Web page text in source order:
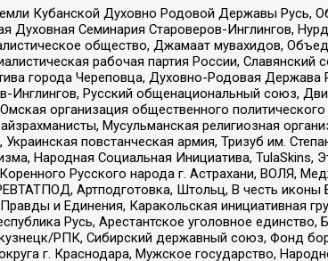
Кубанской Духовно Родовой Державы Русь,
Семинария Староверов-Инглингов,
общество, Джамаат мувахидов,
рабочая партия России,
города Череповца, Духовно-Родовая Держава
Инглингов, Русский общенациональный союз,
организация общественного
Мусульманская религиозная
повстанческая армия, Тризуб им.
Народная Социальная Инициатива, TulaSkins,
Русского народа г. Астрахани, ВОЛЯ,
Артподготовка, Штольц, В честь
и Единения, Каракольская инициативная
Русь, Арестантское уголовное
РПК, Сибирский державный союз, Фонд
г. Краснодара, Мужское государство,